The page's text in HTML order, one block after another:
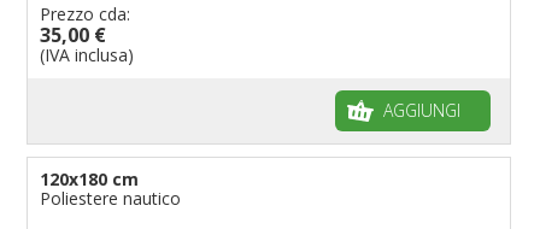
Prezzo cda:
35,00 €
(IVA inclusa)
AGGIUNGI
120x180 cm
Poliestere nautico